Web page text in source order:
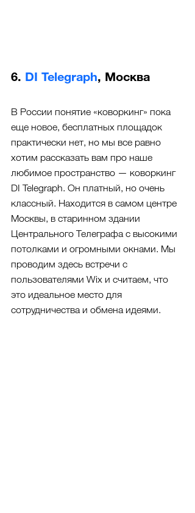
6. DI Telegraph, Москва
В России понятие «коворкинг» пока
еще новое, бесплатных площадок
практически нет, но мы все равно
хотим рассказать вам про наше
любимое пространство — коворкинг
DI Telegraph. Он платный, но очень
классный. Находится в самом центре
Москвы, в старинном здании
Центрального Телеграфа с высокими
потолками и огромными окнами. Мы
проводим здесь встречи с
пользователями Wix и считаем, что
это идеальное место для
сотрудничества и обмена идеями.